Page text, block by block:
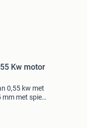
Kw motor
0,55 kw met
mm met spie